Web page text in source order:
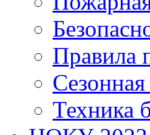
Правила
Сезонная
Техника